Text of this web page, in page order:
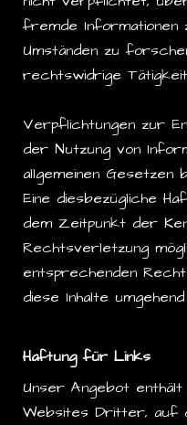
fremde Informationen
Umständen zu
rechtswidrige Tätigkeit
Verpflichtungen zur
der Nutzung von
allgemeinen Gesetzen
Eine diesbezügliche
dem Zeitpunkt der
Rechtsverletzung
entsprechenden
diese Inhalte
Haftung für Links
Unser Angebot
Websites Dritter, auf